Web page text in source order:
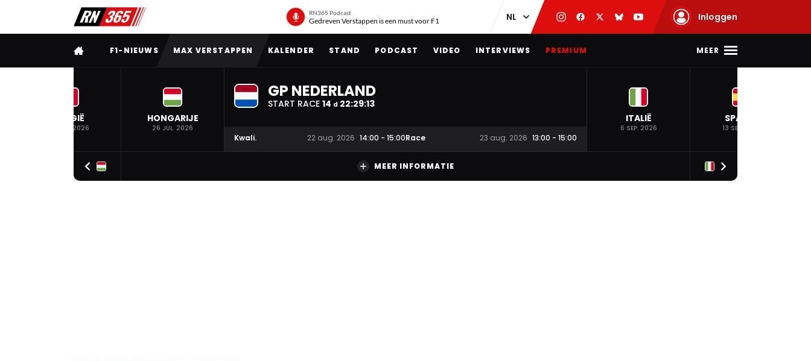
RN365 Podcast
Gedreven Verstappen is een must voor F1 Inloggen
VOLLEDIG MENU
F1-NIEUWS MAX VERSTAPPEN KALENDER STAND PODCAST VIDEO INTERVIEWS PREMIUM MEER
BELGIË
19 JUL. 2026
HONGARIJE
26 JUL. 2026
GP NEDERLAND
START RACE 14 d 22:29:12
Kwali. 22 aug. 2026 14:00 - 15:00Race 23 aug. 2026 13:00 - 15:00
ITALIË
6 SEP. 2026
SPANJE
13 SEP. 2026
MEER INFORMATIE